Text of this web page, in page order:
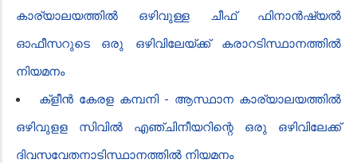
കാര്യാലയത്തിൽ ഒഴിവുള്ള ചീഫ് ഫിനാൻഷ്യൽ
ഓഫീസറുടെ ഒരു ഒഴിവിലേയ്ക്ക് കരാറടിസ്ഥാനത്തിൽ
നിയമനം
ക്ളീൻ‍ കേരള കമ്പനി - ആസ്ഥാന കാര്യാലയത്തിൽ
ഒഴിവുളള സിവിൽ എഞ്ചിനീയ​റിന്റെ ഒരു ഒഴിവിലേക്ക്
ദിവസവേതനാടിസ്ഥാനത്തിൽ നിയമനം